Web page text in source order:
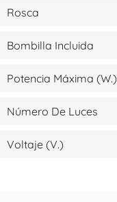
Rosca
Bombilla Incluida
Potencia Máxima (W.)
Número De Luces
Voltaje (V.)